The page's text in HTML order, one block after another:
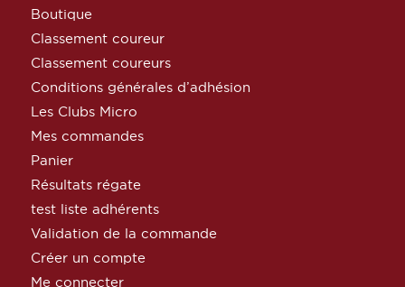
Boutique
Classement coureur
Classement coureurs
Conditions générales d’adhésion
Les Clubs Micro
Mes commandes
Panier
Résultats régate
test liste adhérents
Validation de la commande
Créer un compte
Me connecter